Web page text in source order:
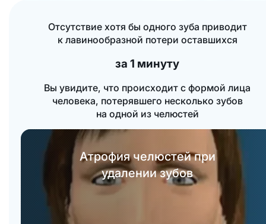
Отсутствие хотя бы одного зуба приводит
к лавинообразной потери оставшихся
за 1 минуту
Вы увидите, что происходит с формой лица
человека, потерявшего несколько зубов
на одной из челюстей
Атрофия челюстей при
удалении зубов